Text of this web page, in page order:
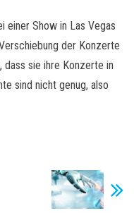
einer Show in Las Vegas
der Konzerte
dass sie ihre Konzerte in
sind nicht genug, also